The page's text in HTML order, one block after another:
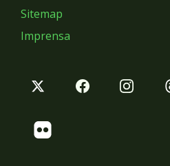
Sitemap
Imprensa